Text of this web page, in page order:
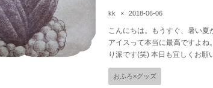
kk × 2018-06-06
こんにちは。もうすぐ、暑い
アイスって本当に最高ですよ
り派です(笑) 本日も宜しくお
おふろ×グッズ